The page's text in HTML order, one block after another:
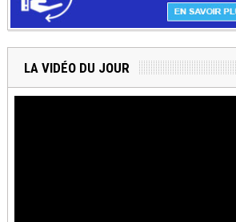
LA VIDÉO DU JOUR